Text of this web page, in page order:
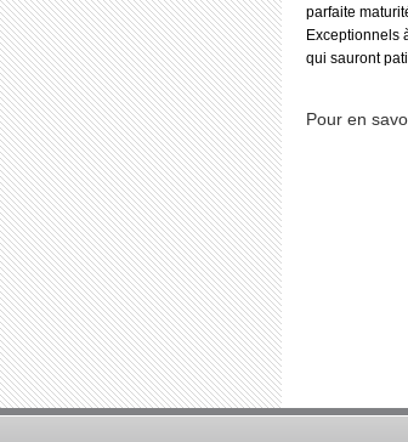
parfaite
Exceptionnels
qui sauront
Pour en